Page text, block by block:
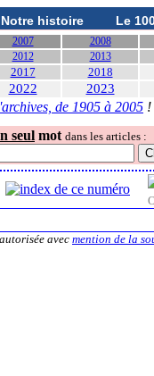
Notre histoire Le
2007
2008
2012 2013
2017 2018
2022 2023
de 1905 à 2005 !
seul mot dans les articles :
avec mention de la